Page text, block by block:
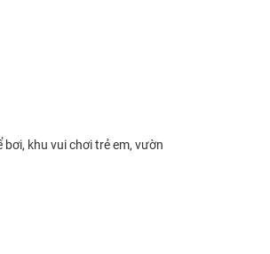
khu vui chơi trẻ em, vườn